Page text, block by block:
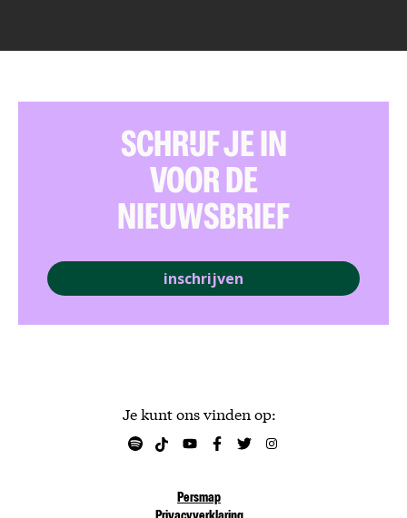
Je kunt ons vinden op:
Persmap
SCHRIJF JE IN
VOOR DE
NIEUWSBRIEF
inschrijven